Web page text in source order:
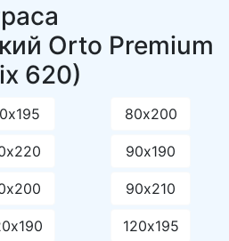
Orto Premium
620)
80х200
90х190
90х210
120х195